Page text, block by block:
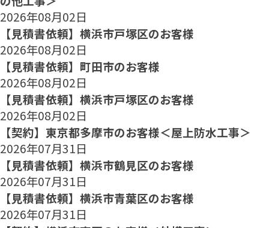
2026年08月02日
【見積書依頼】横浜市戸塚区のお客様
2026年08月02日
【見積書依頼】町田市のお客様
2026年08月02日
【見積書依頼】横浜市戸塚区のお客様
2026年08月02日
【契約】東京都多摩市のお客様＜屋上防水工事＞
2026年07月31日
【見積書依頼】横浜市鶴見区のお客様
2026年07月31日
【見積書依頼】横浜市青葉区のお客様
2026年07月31日